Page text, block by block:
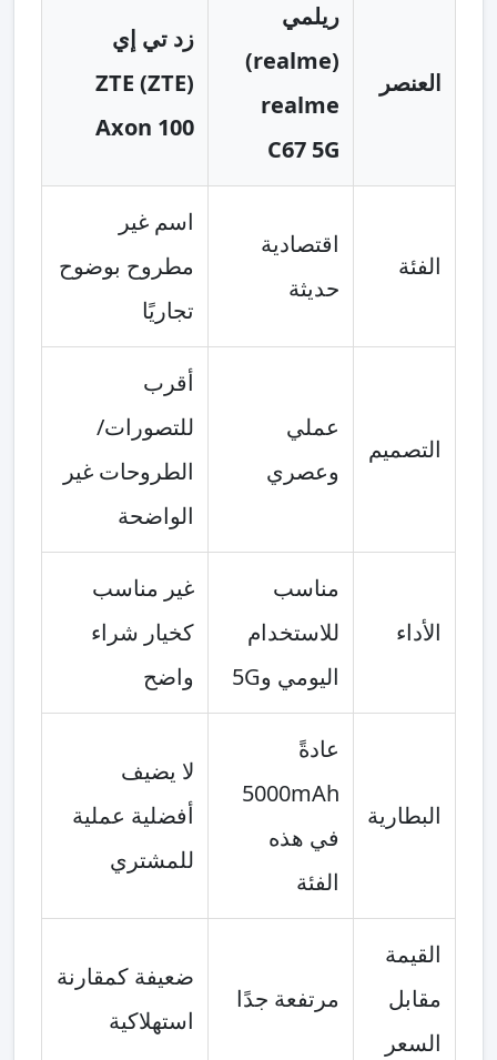
العنصر
ريلمي
(realme)
realme
C67 5G
زد تي إي
(ZTE) ZTE
Axon 100
الفئة
اقتصادية
حديثة
اسم غير
مطروح بوضوح
تجاريًا
التصميم
عملي
وعصري
أقرب
للتصورات/
الطروحات غير
الواضحة
الأداء
مناسب
للاستخدام
اليومي و5G
غير مناسب
كخيار شراء
واضح
البطارية
عادةً
5000mAh
في هذه
الفئة
لا يضيف
أفضلية عملية
للمشتري
القيمة
مقابل
السعر
مرتفعة جدًا
ضعيفة كمقارنة
استهلاكية